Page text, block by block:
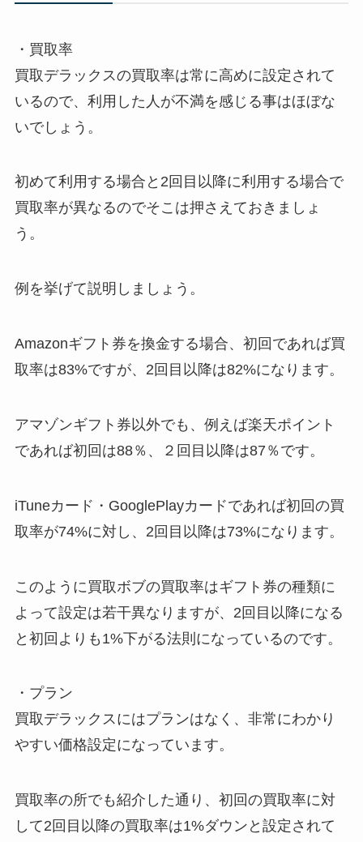
・買取率
買取デラックスの買取率は常に高めに設定されて
いるので、利用した人が不満を感じる事はほぼな
いでしょう。
初めて利用する場合と2回目以降に利用する場合で
買取率が異なるのでそこは押さえておきましょ
う。
例を挙げて説明しましょう。
Amazonギフト券を換金する場合、初回であれば買
取率は83%ですが、2回目以降は82%になります。
アマゾンギフト券以外でも、例えば楽天ポイント
であれば初回は88％、２回目以降は87％です。
iTuneカード・GooglePlayカードであれば初回の買
取率が74%に対し、2回目以降は73%になります。
このように買取ボブの買取率はギフト券の種類に
よって設定は若干異なりますが、2回目以降になる
と初回よりも1%下がる法則になっているのです。
・プラン
買取デラックスにはプランはなく、非常にわかり
やすい価格設定になっています。
買取率の所でも紹介した通り、初回の買取率に対
して2回目以降の買取率は1%ダウンと設定されて